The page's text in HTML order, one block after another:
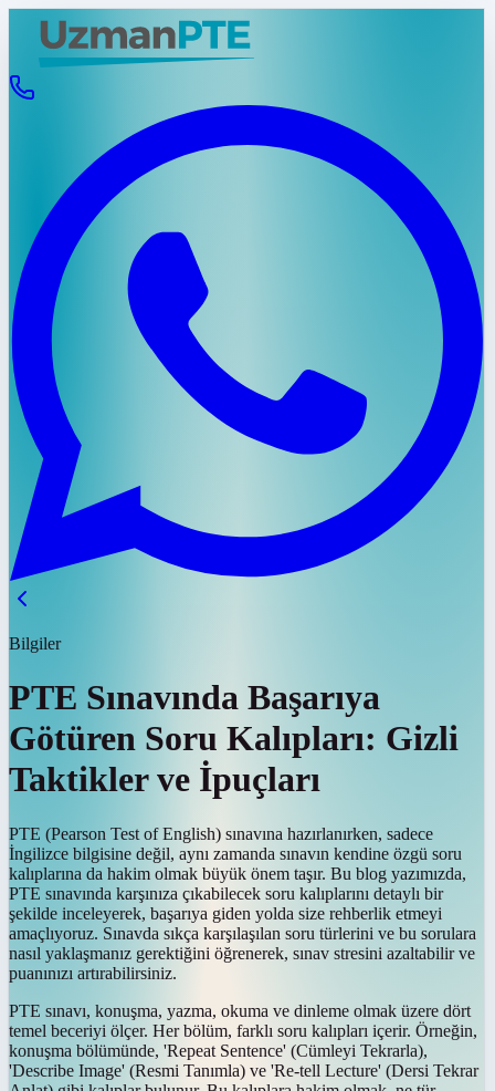
Bilgiler
PTE Sınavında Başarıya
Götüren Soru Kalıpları: Gizli
Taktikler ve İpuçları
PTE (Pearson Test of English) sınavına hazırlanırken, sadece
İngilizce bilgisine değil, aynı zamanda sınavın kendine özgü soru
kalıplarına da hakim olmak büyük önem taşır. Bu blog yazımızda,
PTE sınavında karşınıza çıkabilecek soru kalıplarını detaylı bir
şekilde inceleyerek, başarıya giden yolda size rehberlik etmeyi
amaçlıyoruz. Sınavda sıkça karşılaşılan soru türlerini ve bu sorulara
nasıl yaklaşmanız gerektiğini öğrenerek, sınav stresini azaltabilir ve
puanınızı artırabilirsiniz.
PTE sınavı, konuşma, yazma, okuma ve dinleme olmak üzere dört
temel beceriyi ölçer. Her bölüm, farklı soru kalıpları içerir. Örneğin,
konuşma bölümünde, 'Repeat Sentence' (Cümleyi Tekrarla),
'Describe Image' (Resmi Tanımla) ve 'Re-tell Lecture' (Dersi Tekrar